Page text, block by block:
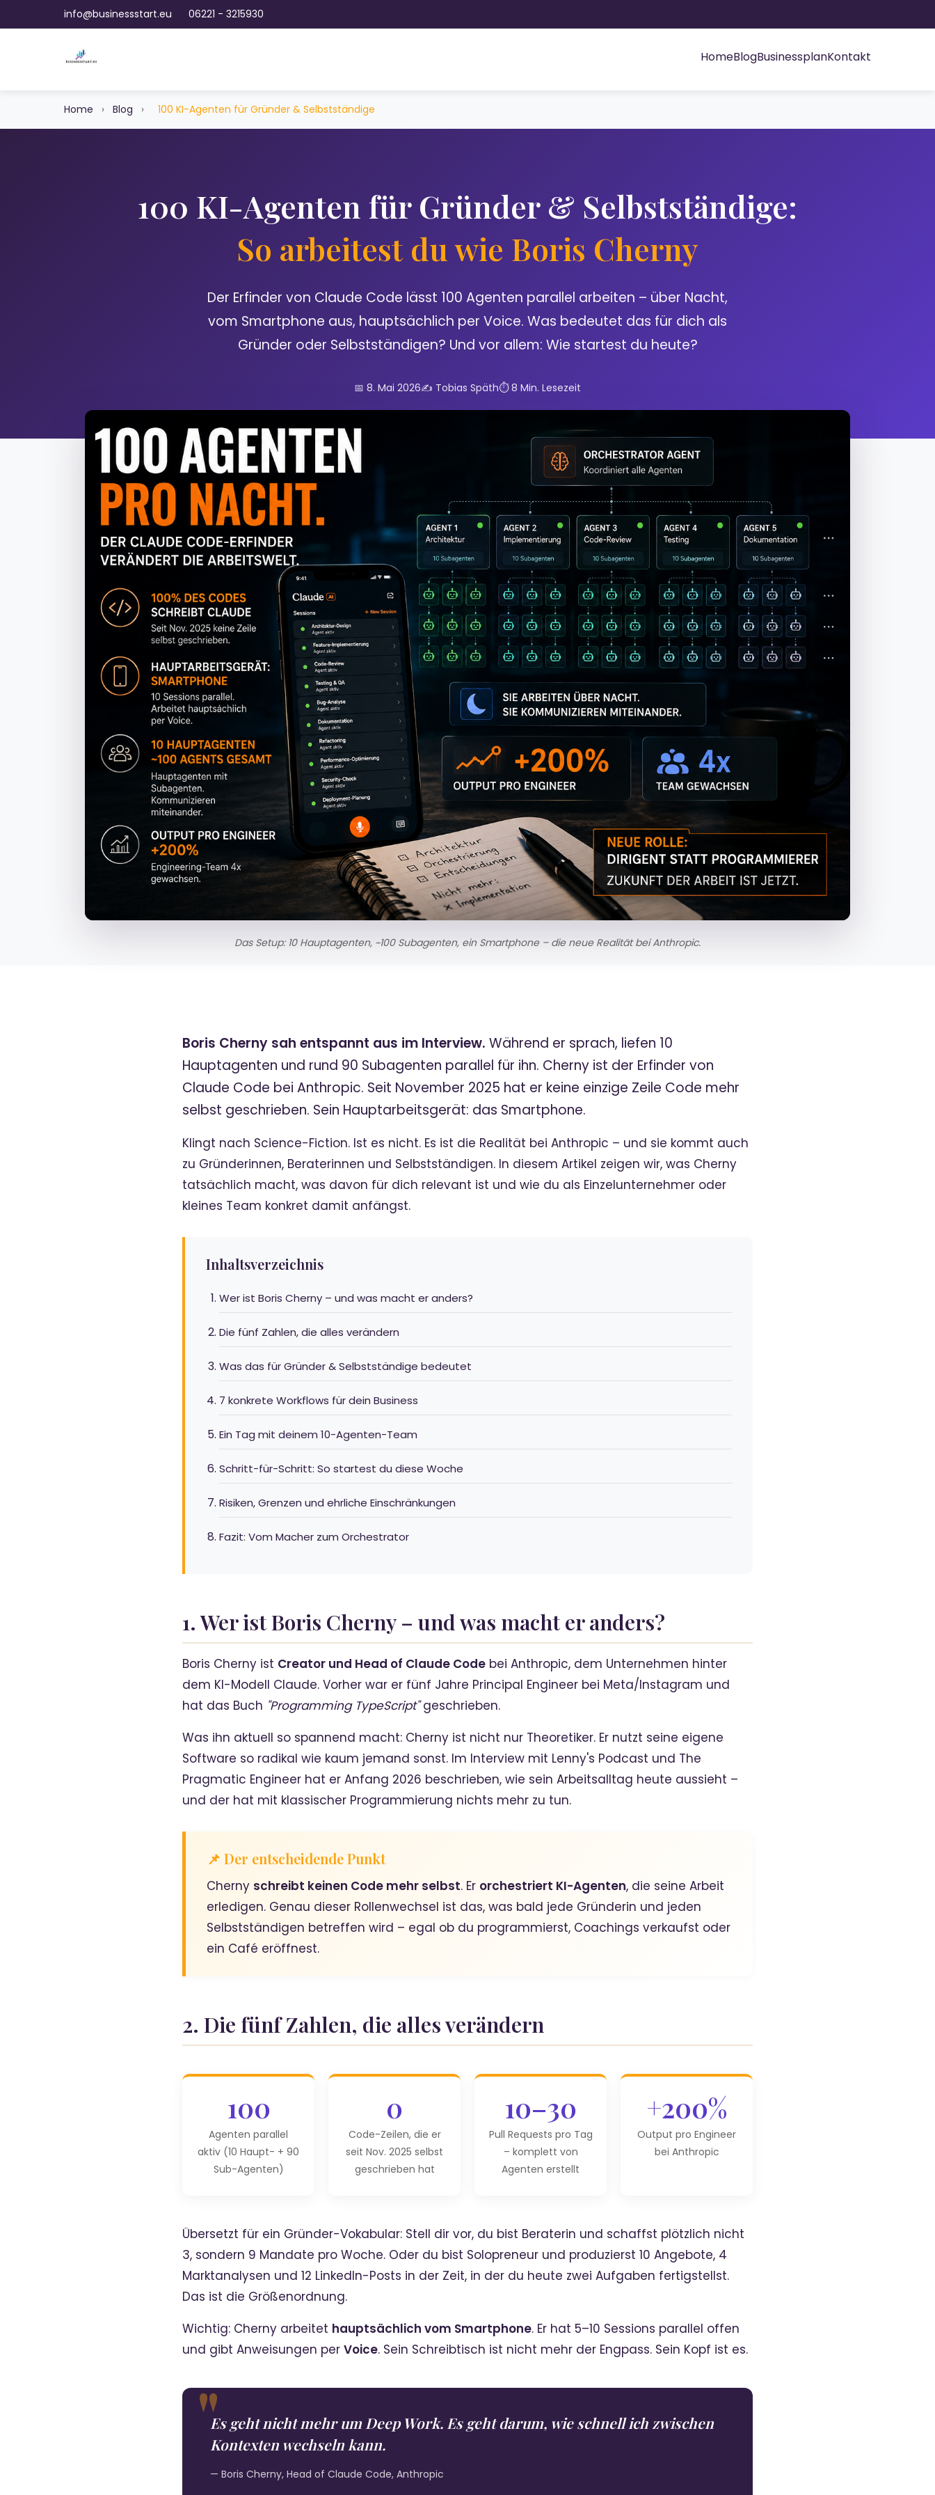
info@businessstart.eu 06221 - 3215930
HomeBlogBusinessplanKontakt
Home › Blog › 100 KI-Agenten für Gründer & Selbstständige
100 KI-Agenten für Gründer & Selbstständige:
So arbeitest du wie Boris Cherny
Der Erfinder von Claude Code lässt 100 Agenten parallel arbeiten – über Nacht,
vom Smartphone aus, hauptsächlich per Voice. Was bedeutet das für dich als
Gründer oder Selbstständigen? Und vor allem: Wie startest du heute?
📅 8. Mai 2026✍️ Tobias Späth⏱️ 8 Min. Lesezeit
Das Setup: 10 Hauptagenten, ~100 Subagenten, ein Smartphone – die neue Realität bei Anthropic.
Boris Cherny sah entspannt aus im Interview. Während er sprach, liefen 10
Hauptagenten und rund 90 Subagenten parallel für ihn. Cherny ist der Erfinder von
Claude Code bei Anthropic. Seit November 2025 hat er keine einzige Zeile Code mehr
selbst geschrieben. Sein Hauptarbeitsgerät: das Smartphone.
Klingt nach Science-Fiction. Ist es nicht. Es ist die Realität bei Anthropic – und sie kommt auch
zu Gründerinnen, Beraterinnen und Selbstständigen. In diesem Artikel zeigen wir, was Cherny
tatsächlich macht, was davon für dich relevant ist und wie du als Einzelunternehmer oder
kleines Team konkret damit anfängst.
Inhaltsverzeichnis
Wer ist Boris Cherny – und was macht er anders?
Die fünf Zahlen, die alles verändern
Was das für Gründer & Selbstständige bedeutet
7 konkrete Workflows für dein Business
Ein Tag mit deinem 10-Agenten-Team
Schritt-für-Schritt: So startest du diese Woche
Risiken, Grenzen und ehrliche Einschränkungen
Fazit: Vom Macher zum Orchestrator
1. Wer ist Boris Cherny – und was macht er anders?
Boris Cherny ist Creator und Head of Claude Code bei Anthropic, dem Unternehmen hinter
dem KI-Modell Claude. Vorher war er fünf Jahre Principal Engineer bei Meta/Instagram und
hat das Buch "Programming TypeScript"geschrieben.
Was ihn aktuell so spannend macht: Cherny ist nicht nur Theoretiker. Er nutzt seine eigene
Software so radikal wie kaum jemand sonst. Im Interview mit Lenny's Podcast und The
Pragmatic Engineer hat er Anfang 2026 beschrieben, wie sein Arbeitsalltag heute aussieht –
und der hat mit klassischer Programmierung nichts mehr zu tun.
📌 Der entscheidende Punkt
Cherny schreibt keinen Code mehr selbst. Er orchestriert KI-Agenten, die seine Arbeit
erledigen. Genau dieser Rollenwechsel ist das, was bald jede Gründerin und jeden
Selbstständigen betreffen wird – egal ob du programmierst, Coachings verkaufst oder
ein Café eröffnest.
2. Die fünf Zahlen, die alles verändern
100
Agenten parallel
aktiv (10 Haupt- + 90
Sub-Agenten)
0
Code-Zeilen, die er
seit Nov. 2025 selbst
geschrieben hat
10–30
Pull Requests pro Tag
– komplett von
Agenten erstellt
+200%
Output pro Engineer
bei Anthropic
Übersetzt für ein Gründer-Vokabular: Stell dir vor, du bist Beraterin und schaffst plötzlich nicht
3, sondern 9 Mandate pro Woche. Oder du bist Solopreneur und produzierst 10 Angebote, 4
Marktanalysen und 12 LinkedIn-Posts in der Zeit, in der du heute zwei Aufgaben fertigstellst.
Das ist die Größenordnung.
Wichtig: Cherny arbeitet hauptsächlich vom Smartphone. Er hat 5–10 Sessions parallel offen
und gibt Anweisungen per Voice. Sein Schreibtisch ist nicht mehr der Engpass. Sein Kopf ist es.
Es geht nicht mehr um Deep Work. Es geht darum, wie schnell ich zwischen
Kontexten wechseln kann.
— Boris Cherny, Head of Claude Code, Anthropic